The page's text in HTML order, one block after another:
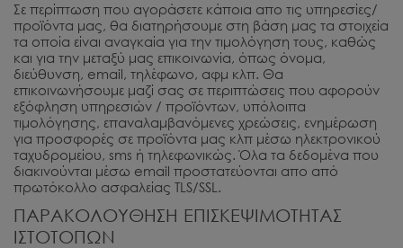
Σε περίπτωση που αγοράσετε κάποια απο τις υπηρεσίες/
προϊόντα μας, θα διατηρήσουμε στη βάση μας τα στοιχεία
τα οποία είναι αναγκαία για την τιμολόγηση τους, καθώς
και για την μεταξύ μας επικοινωνία, όπως όνομα,
διεύθυνση, email, τηλέφωνο, αφμ κλπ. Θα
επικοινωνήσουμε μαζί σας σε περιπτώσεις που αφορούν
εξόφληση υπηρεσιών / προϊόντων, υπόλοιπα
τιμολόγησης, επαναλαμβανόμενες χρεώσεις, ενημέρωση
για προσφορές σε προϊόντα μας κλπ μέσω ηλεκτρονικού
ταχυδρομείου, sms ή τηλεφωνικώς. Όλα τα δεδομένα που
διακινούνται μέσω email προστατεύονται απο από
πρωτόκολλο ασφαλείας TLS/SSL.
ΠΑΡΑΚΟΛΟΥΘΗΣΗ ΕΠΙΣΚΕΨΙΜΟΤΗΤΑΣ
ΙΣΤΟΤΟΠΩΝ